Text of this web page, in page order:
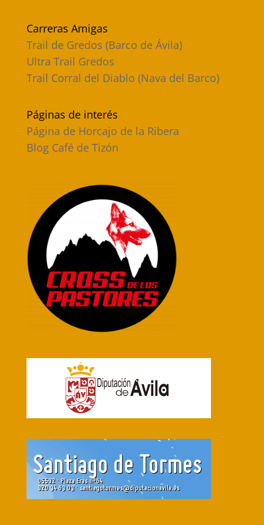
Carreras Amigas
Trail de Gredos (Barco de Ávila)
Ultra Trail Gredos
Trail Corral del Diablo (Nava del Barco)
Páginas de interés
Página de Horcajo de la Ribera
Blog Café de Tizón